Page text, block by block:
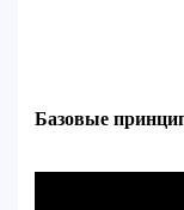
Базовые